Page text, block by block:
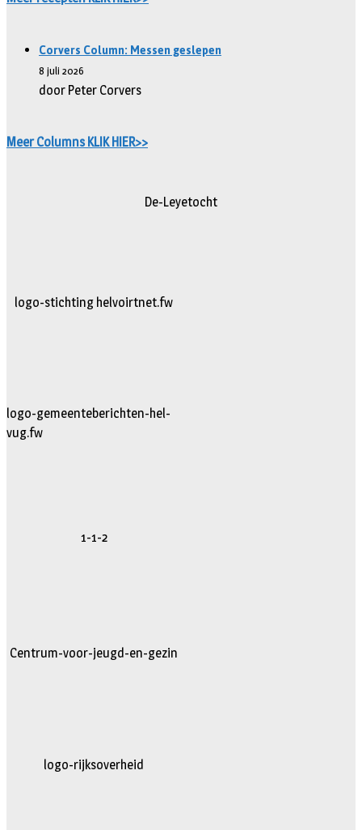
Corvers Column: Messen geslepen
8 juli 2026
door Peter Corvers
Meer Columns KLIK HIER>>
De-Leyetocht
logo-stichting helvoirtnet.fw
logo-gemeenteberichten-hel-
vug.fw
1-1-2
Centrum-voor-jeugd-en-gezin
logo-rijksoverheid